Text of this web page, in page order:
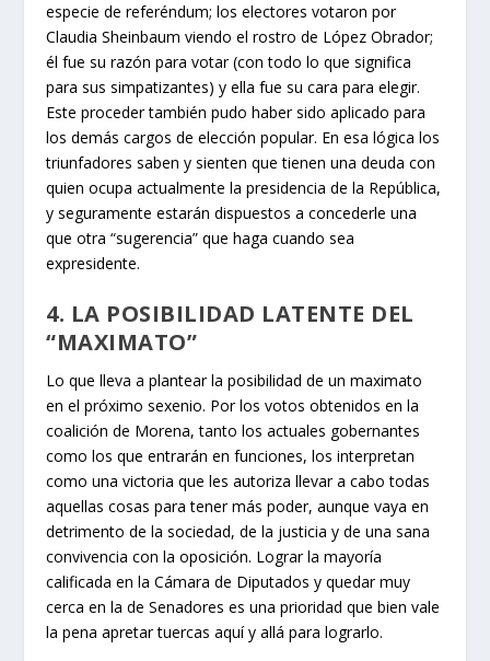
especie de referéndum; los electores votaron por
Claudia Sheinbaum viendo el rostro de López Obrador;
él fue su razón para votar (con todo lo que significa
para sus simpatizantes) y ella fue su cara para elegir.
Este proceder también pudo haber sido aplicado para
los demás cargos de elección popular. En esa lógica los
triunfadores saben y sienten que tienen una deuda con
quien ocupa actualmente la presidencia de la República,
y seguramente estarán dispuestos a concederle una
que otra “sugerencia” que haga cuando sea
expresidente.
4. LA POSIBILIDAD LATENTE DEL
“MAXIMATO”
Lo que lleva a plantear la posibilidad de un maximato
en el próximo sexenio. Por los votos obtenidos en la
coalición de Morena, tanto los actuales gobernantes
como los que entrarán en funciones, los interpretan
como una victoria que les autoriza llevar a cabo todas
aquellas cosas para tener más poder, aunque vaya en
detrimento de la sociedad, de la justicia y de una sana
convivencia con la oposición. Lograr la mayoría
calificada en la Cámara de Diputados y quedar muy
cerca en la de Senadores es una prioridad que bien vale
la pena apretar tuercas aquí y allá para lograrlo.